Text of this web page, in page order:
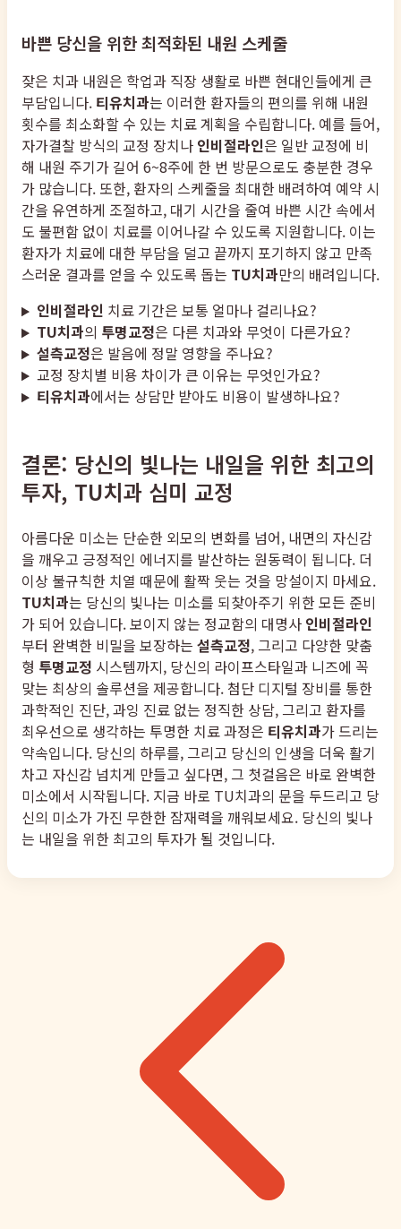
바쁜 당신을 위한 최적화된 내원 스케줄
잦은 치과 내원은 학업과 직장 생활로 바쁜 현대인들에게 큰
부담입니다. 티유치과는 이러한 환자들의 편의를 위해 내원
횟수를 최소화할 수 있는 치료 계획을 수립합니다. 예를 들어,
자가결찰 방식의 교정 장치나 인비절라인은 일반 교정에 비
해 내원 주기가 길어 6~8주에 한 번 방문으로도 충분한 경우
가 많습니다. 또한, 환자의 스케줄을 최대한 배려하여 예약 시
간을 유연하게 조절하고, 대기 시간을 줄여 바쁜 시간 속에서
도 불편함 없이 치료를 이어나갈 수 있도록 지원합니다. 이는
환자가 치료에 대한 부담을 덜고 끝까지 포기하지 않고 만족
스러운 결과를 얻을 수 있도록 돕는 TU치과만의 배려입니다.
인비절라인 치료 기간은 보통 얼마나 걸리나요?
TU치과의 투명교정은 다른 치과와 무엇이 다른가요?
설측교정은 발음에 정말 영향을 주나요?
교정 장치별 비용 차이가 큰 이유는 무엇인가요?
티유치과에서는 상담만 받아도 비용이 발생하나요?
결론: 당신의 빛나는 내일을 위한 최고의
투자, TU치과 심미 교정
아름다운 미소는 단순한 외모의 변화를 넘어, 내면의 자신감
을 깨우고 긍정적인 에너지를 발산하는 원동력이 됩니다. 더
이상 불규칙한 치열 때문에 활짝 웃는 것을 망설이지 마세요.
TU치과는 당신의 빛나는 미소를 되찾아주기 위한 모든 준비
가 되어 있습니다. 보이지 않는 정교함의 대명사 인비절라인
부터 완벽한 비밀을 보장하는 설측교정, 그리고 다양한 맞춤
형 투명교정 시스템까지, 당신의 라이프스타일과 니즈에 꼭
맞는 최상의 솔루션을 제공합니다. 첨단 디지털 장비를 통한
과학적인 진단, 과잉 진료 없는 정직한 상담, 그리고 환자를
최우선으로 생각하는 투명한 치료 과정은 티유치과가 드리는
약속입니다. 당신의 하루를, 그리고 당신의 인생을 더욱 활기
차고 자신감 넘치게 만들고 싶다면, 그 첫걸음은 바로 완벽한
미소에서 시작됩니다. 지금 바로 TU치과의 문을 두드리고 당
신의 미소가 가진 무한한 잠재력을 깨워보세요. 당신의 빛나
는 내일을 위한 최고의 투자가 될 것입니다.